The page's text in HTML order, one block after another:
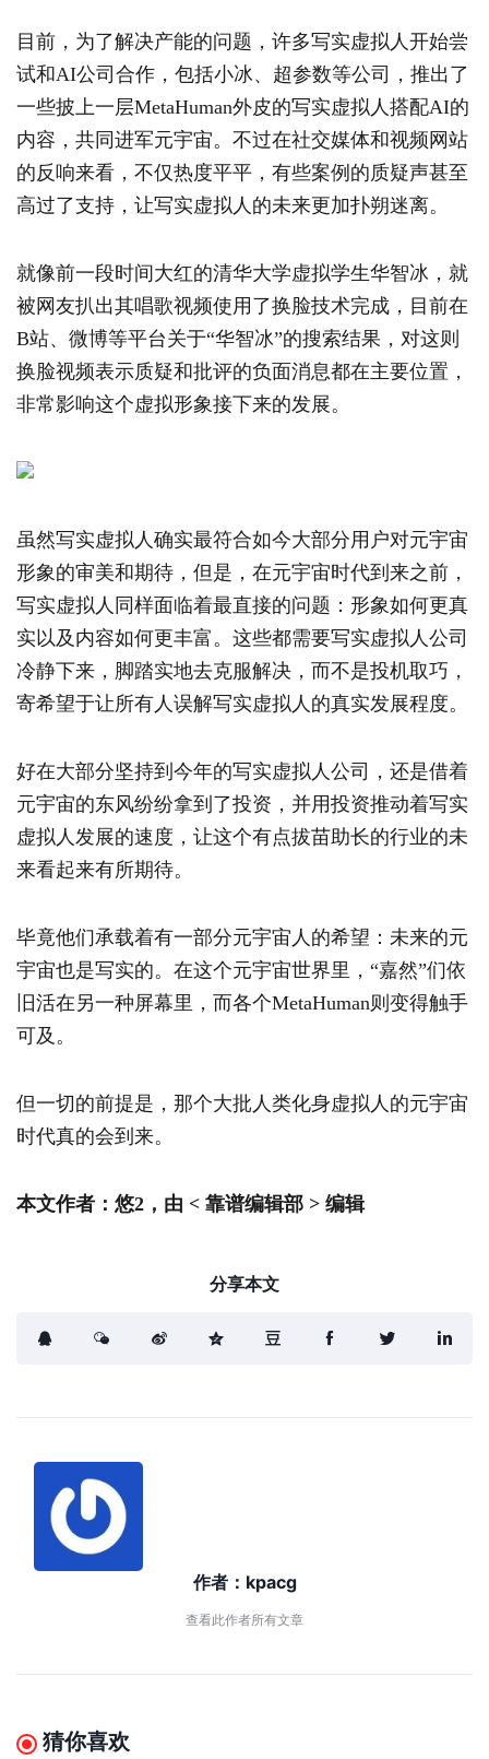
目前，为了解决产能的问题，许多写实虚拟人开始尝
试和AI公司合作，包括小冰、超参数等公司，推出了
一些披上一层MetaHuman外皮的写实虚拟人搭配AI的
内容，共同进军元宇宙。不过在社交媒体和视频网站
的反响来看，不仅热度平平，有些案例的质疑声甚至
高过了支持，让写实虚拟人的未来更加扑朔迷离。
就像前一段时间大红的清华大学虚拟学生华智冰，就
被网友扒出其唱歌视频使用了换脸技术完成，目前在
B站、微博等平台关于“华智冰”的搜索结果，对这则
换脸视频表示质疑和批评的负面消息都在主要位置，
非常影响这个虚拟形象接下来的发展。
虽然写实虚拟人确实最符合如今大部分用户对元宇宙
形象的审美和期待，但是，在元宇宙时代到来之前，
写实虚拟人同样面临着最直接的问题：形象如何更真
实以及内容如何更丰富。这些都需要写实虚拟人公司
冷静下来，脚踏实地去克服解决，而不是投机取巧，
寄希望于让所有人误解写实虚拟人的真实发展程度。
好在大部分坚持到今年的写实虚拟人公司，还是借着
元宇宙的东风纷纷拿到了投资，并用投资推动着写实
虚拟人发展的速度，让这个有点拔苗助长的行业的未
来看起来有所期待。
毕竟他们承载着有一部分元宇宙人的希望：未来的元
宇宙也是写实的。在这个元宇宙世界里，“嘉然”们依
旧活在另一种屏幕里，而各个MetaHuman则变得触手
可及。
但一切的前提是，那个大批人类化身虚拟人的元宇宙
时代真的会到来。
本文作者：悠2，由 < 靠谱编辑部 > 编辑
分享本文
作者： kpacg
查看此作者所有文章
猜你喜欢